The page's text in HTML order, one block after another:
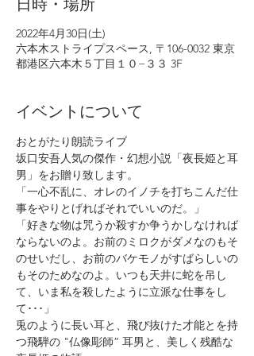
2022年4月30日(土)
六本木ストライプスペース, 〒106-0032 東京
都港区六本木５丁目１０−３３ 3F
イベントについて
おとがたり朗読ライブ
坂口安吾人気の傑作・幻想小説「夜長姫と耳
男」をお贈り致します。
「一心不乱に、オレのイノチを打ちこんだ仕
事をやりとげればそれでいいのだ。」
「好きな物は咒うか殺すか争うかしなければ
ならないのよ。お前のミロクがダメなのもそ
のせいだし、お前のバケモノがすばらしいの
もそのためなのよ。いつも天井に蛇を吊し
て、いま私を殺したように立派な仕事をし
て･･･」
兎のように長い耳と、飛び抜けた才能とを持
つ飛騨の "仏像彫師” 耳男と、美しく残酷な